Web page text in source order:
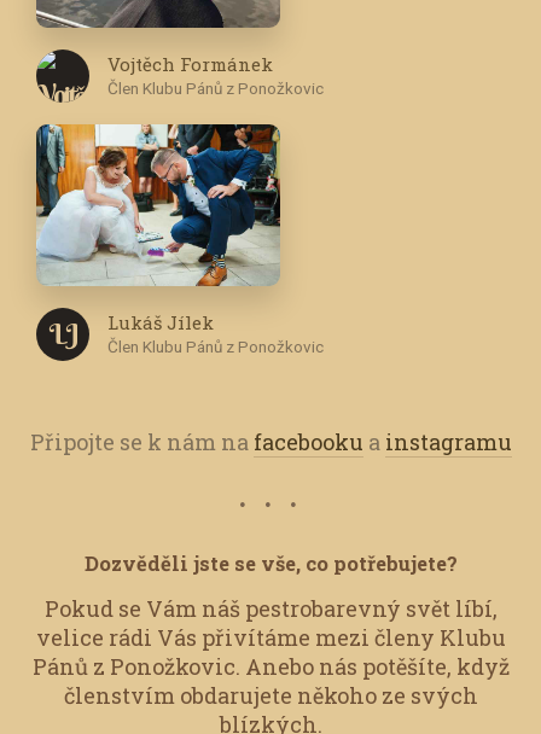
Vojtěch Formánek
Člen Klubu Pánů z Ponožkovic
L J Lukáš Jílek
Člen Klubu Pánů z Ponožkovic
Připojte se k nám na facebooku a instagramu
Dozvěděli jste se vše, co potřebujete?
Pokud se Vám náš pestrobarevný svět líbí,
velice rádi Vás přivítáme mezi členy Klubu
Pánů z Ponožkovic. Anebo nás potěšíte, když
členstvím obdarujete někoho ze svých
blízkých.